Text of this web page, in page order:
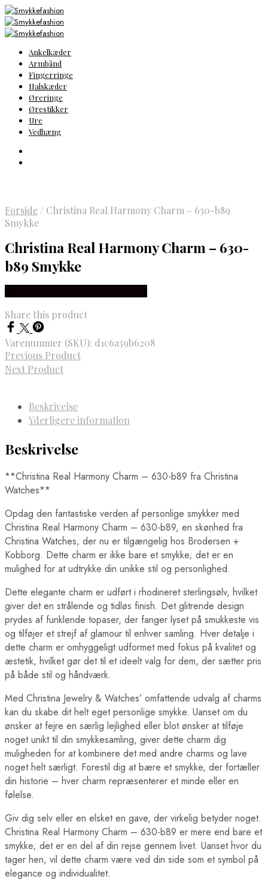
Ankelkæder
Armbånd
Fingerringe
Halskæder
Øreringe
Ørestikker
Ure
Vedhæng
Forside / Christina Real Harmony Charm – 630-b89
Smykke
Christina Real Harmony Charm – 630-
b89 Smykke
Share this product
Varenummer (SKU): d1c6a39b6208
Previous Product
Next Product
Beskrivelse
Yderligere information
Beskrivelse
**Christina Real Harmony Charm – 630-b89 fra Christina
Watches**
Opdag den fantastiske verden af personlige smykker med
Christina Real Harmony Charm – 630-b89, en skønhed fra
Christina Watches, der nu er tilgængelig hos Brodersen +
Kobborg. Dette charm er ikke bare et smykke; det er en
mulighed for at udtrykke din unikke stil og personlighed.
Dette elegante charm er udført i rhodineret sterlingsølv, hvilket
giver det en strålende og tidløs finish. Det glitrende design
prydes af funklende topaser, der fanger lyset på smukkeste vis
og tilføjer et strejf af glamour til enhver samling. Hver detalje i
dette charm er omhyggeligt udformet med fokus på kvalitet og
æstetik, hvilket gør det til et ideelt valg for dem, der sætter pris
på både stil og håndværk.
Med Christina Jewelry & Watches’ omfattende udvalg af charms
kan du skabe dit helt eget personlige smykke. Uanset om du
ønsker at fejre en særlig lejlighed eller blot ønsker at tilføje
noget unikt til din smykkesamling, giver dette charm dig
muligheden for at kombinere det med andre charms og lave
noget helt særligt. Forestil dig at bære et smykke, der fortæller
din historie – hver charm repræsenterer et minde eller en
følelse.
Giv dig selv eller en elsket en gave, der virkelig betyder noget.
Christina Real Harmony Charm – 630-b89 er mere end bare et
smykke; det er en del af din rejse gennem livet. Uanset hvor du
tager hen, vil dette charm være ved din side som et symbol på
elegance og individualitet.